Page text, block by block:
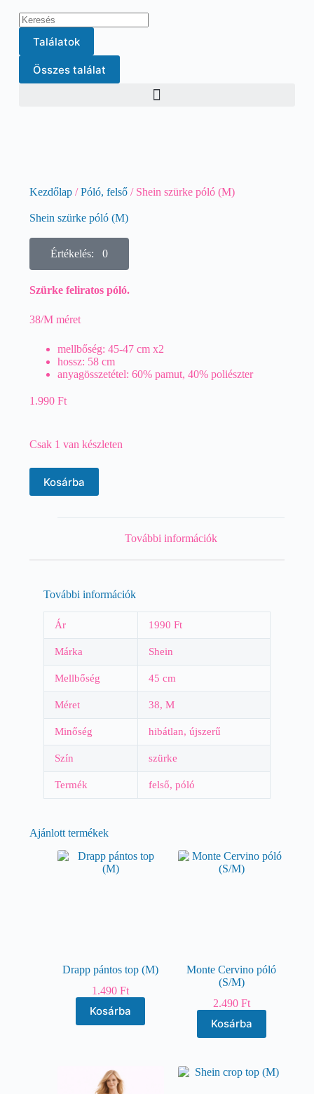
Találatok
Összes találat
Kezdőlap/Póló, felső/ Shein szürke póló (M)
Shein szürke póló (M)
Értékelés: 0
Szürke feliratos póló.
38/M méret
mellbőség: 45-47 cm x2
hossz: 58 cm
anyagösszetétel: 60% pamut, 40% poliészter
1.990 Ft
Csak 1 van készleten
Kosárba
További információk
További információk
Ár 1990 Ft
Márka Shein
Mellbőség 45 cm
Méret 38, M
Minőség hibátlan, újszerű
Szín szürke
Termék felső, póló
Ajánlott termékek
Drapp pántos top (M)
1.490Ft
Kosárba
Monte Cervino póló
(S/M)
2.490 Ft
Kosárba